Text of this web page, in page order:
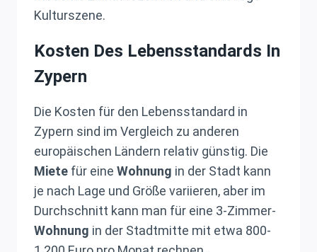
Kulturszene.
Kosten Des Lebensstandards In
Zypern
Die Kosten für den Lebensstandard in
Zypern sind im Vergleich zu anderen
europäischen Ländern relativ günstig. Die
Miete für eine Wohnung in der Stadt kann
je nach Lage und Größe variieren, aber im
Durchschnitt kann man für eine 3-Zimmer-
Wohnung in der Stadtmitte mit etwa 800-